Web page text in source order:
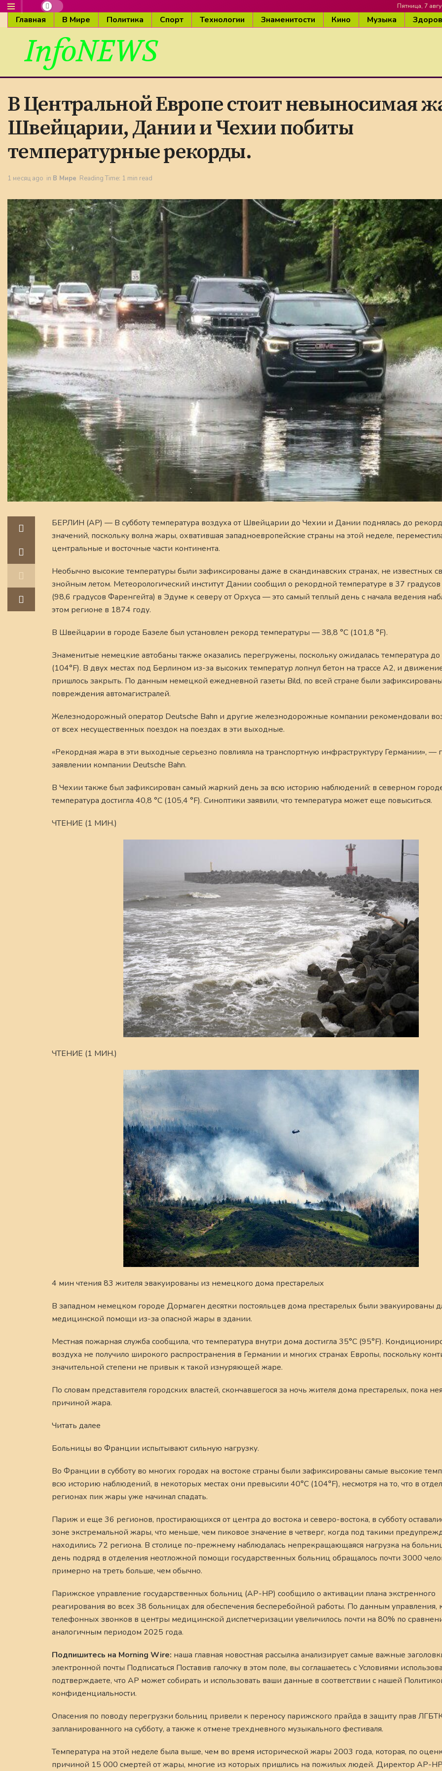
Пятница, 7
Главная В Мире Политика Спорт Технологии Знаменитости Кино Музыка
InfoNEWS
В Центральной Европе стоит невыносимая
Швейцарии, Дании и Чехии побиты
температурные рекорды.
1 месяц ago in В Мире Reading Time: 1 min read
БЕРЛИН (AP) — В субботу температура воздуха от Швейцарии до Чехии и Дании поднялась до
значений, поскольку волна жары, охватившая западноевропейские страны на этой неделе,
центральные и восточные части континента.
Необычно высокие температуры были зафиксированы даже в скандинавских странах, не известных
знойным летом. Метеорологический институт Дании сообщил о рекордной температуре в 37
(98,6 градусов Фаренгейта) в Эдуме к северу от Орхуса — это самый теплый день с начала ведения
этом регионе в 1874 году.
В Швейцарии в городе Базеле был установлен рекорд температуры — 38,8 °C (101,8 °F).
Знаменитые немецкие автобаны также оказались перегружены, поскольку ожидалась температура до
(104°F). В двух местах под Берлином из-за высоких температур лопнул бетон на трассе А2, и
пришлось закрыть. По данным немецкой ежедневной газеты Bild, по всей стране были
повреждения автомагистралей.
Железнодорожный оператор Deutsche Bahn и другие железнодорожные компании рекомендовали
от всех несущественных поездок на поездах в эти выходные.
«Рекордная жара в эти выходные серьезно повлияла на транспортную инфраструктуру Германии», —
заявлении компании Deutsche Bahn.
В Чехии также был зафиксирован самый жаркий день за всю историю наблюдений: в северном
температура достигла 40,8 °C (105,4 °F). Синоптики заявили, что температура может еще повыситься.
ЧТЕНИЕ (1 МИН.)
ЧТЕНИЕ (1 МИН.)
4 мин чтения 83 жителя эвакуированы из немецкого дома престарелых
В западном немецком городе Дормаген десятки постояльцев дома престарелых были эвакуированы
медицинской помощи из-за опасной жары в здании.
Местная пожарная служба сообщила, что температура внутри дома достигла 35°C (95°F).
воздуха не получило широкого распространения в Германии и многих странах Европы, поскольку
значительной степени не привык к такой изнуряющей жаре.
По словам представителя городских властей, скончавшегося за ночь жителя дома престарелых, пока
причиной жара.
Читать далее
Больницы во Франции испытывают сильную нагрузку.
Во Франции в субботу во многих городах на востоке страны были зафиксированы самые высокие
всю историю наблюдений, в некоторых местах они превысили 40°C (104°F), несмотря на то, что в
регионах пик жары уже начинал спадать.
Париж и еще 36 регионов, простирающихся от центра до востока и северо-востока, в субботу
зоне экстремальной жары, что меньше, чем пиковое значение в четверг, когда под такими
находились 72 региона. В столице по-прежнему наблюдалась непрекращающаяся нагрузка на
день подряд в отделения неотложной помощи государственных больниц обращалось почти 3000
примерно на треть больше, чем обычно.
Парижское управление государственных больниц (AP-HP) сообщило о активации плана экстренного
реагирования во всех 38 больницах для обеспечения бесперебойной работы. По данным управления,
телефонных звонков в центры медицинской диспетчеризации увеличилось почти на 80% по
аналогичным периодом 2025 года.
Подпишитесь на Morning Wire: наша главная новостная рассылка анализирует самые важные
электронной почты Подписаться Поставив галочку в этом поле, вы соглашаетесь с Условиями
подтверждаете, что AP может собирать и использовать ваши данные в соответствии с нашей
конфиденциальности.
Опасения по поводу перегрузки больниц привели к переносу парижского прайда в защиту прав
запланированного на субботу, а также к отмене трехдневного музыкального фестиваля.
Температура на этой неделе была выше, чем во время исторической жары 2003 года, которая, по
причиной 15 000 смертей от жары, многие из которых пришлись на пожилых людей. Директор AP-